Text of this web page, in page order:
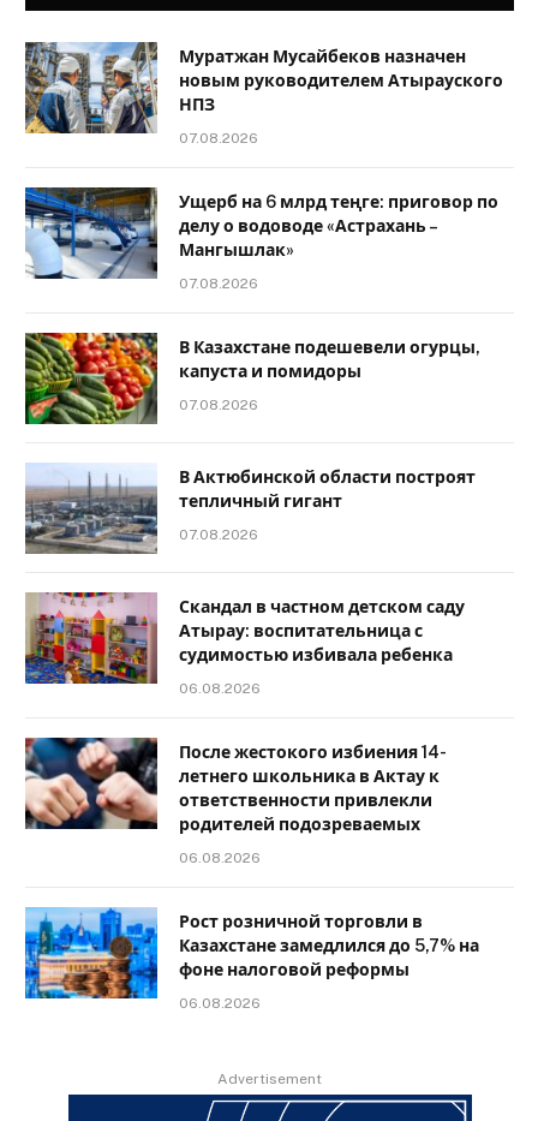
Муратжан Мусайбеков назначен
новым руководителем Атырауского
НПЗ
07.08.2026
Ущерб на 6 млрд теңге: приговор по
делу о водоводе «Астрахань –
Мангышлак»
07.08.2026
В Казахстане подешевели огурцы,
капуста и помидоры
07.08.2026
В Актюбинской области построят
тепличный гигант
07.08.2026
Скандал в частном детском саду
Атырау: воспитательница с
судимостью избивала ребенка
06.08.2026
После жестокого избиения 14-
летнего школьника в Актау к
ответственности привлекли
родителей подозреваемых
06.08.2026
Рост розничной торговли в
Казахстане замедлился до 5,7% на
фоне налоговой реформы
06.08.2026
Advertisement